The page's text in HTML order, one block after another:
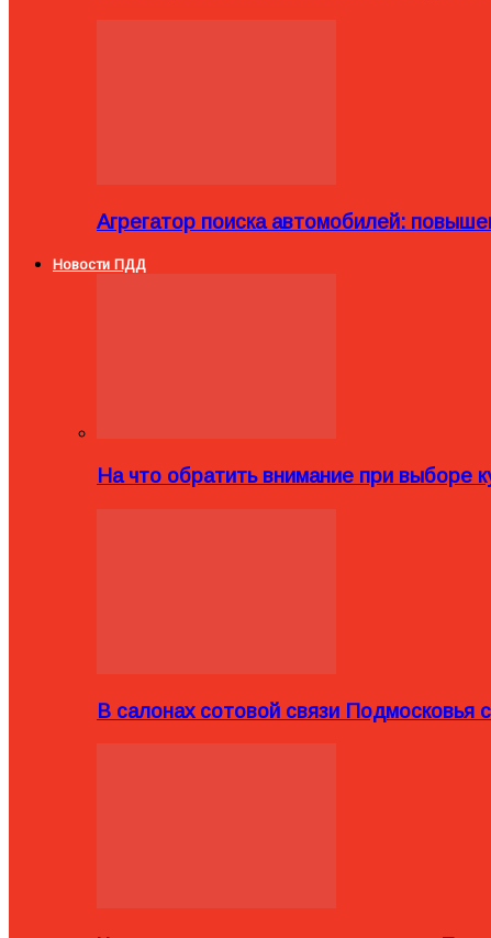
Агрегатор поиска автомобилей:
Новости ПДД
На что обратить внимание при выборе
В салонах сотовой связи Подмосковья